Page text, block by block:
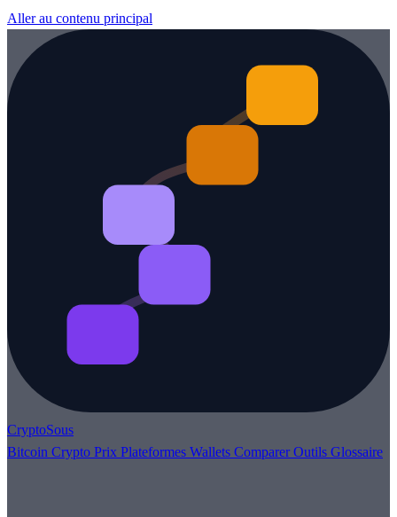
Aller au contenu principal
CryptoSous
Bitcoin Crypto Prix Plateformes Wallets ComparerOutils Glossaire